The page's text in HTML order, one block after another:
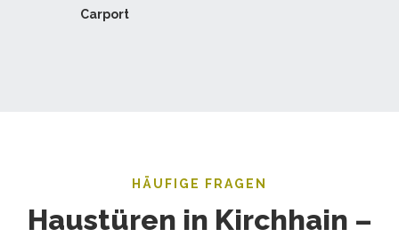
Carport
HÄUFIGE FRAGEN
Haustüren in Kirchhain –